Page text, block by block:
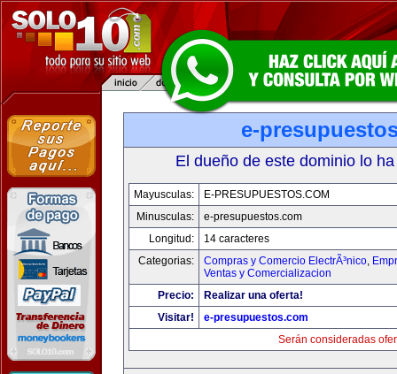
e-
El dueño de este dominio lo
Mayusculas:
E-PRESUPUESTOS.COM
Minusculas:
e-presupuestos.com
Longitud:
14 caracteres
Categorias:
Compras y Comercio ElectrÃ³nico,
Ventas y Comercializacion
Precio:
Realizar una oferta!
Visitar!
e-presupuestos.com
Serán consideradas